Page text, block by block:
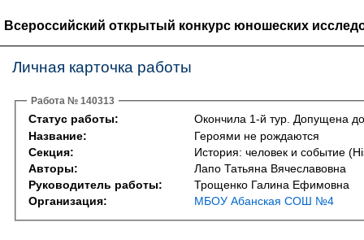
Всероссийский открытый конкурс юношеских
Личная карточка работы
Работа № 140313
Статус работы:
Окончила 1-й тур. Допущена
Название:
Героями не рождаются
Секция:
История: человек и событие
Авторы:
Лапо Татьяна Вячеславовна
Руководитель работы:
Трощенко Галина Ефимовна
Организация:
МБОУ Абанская СОШ №4